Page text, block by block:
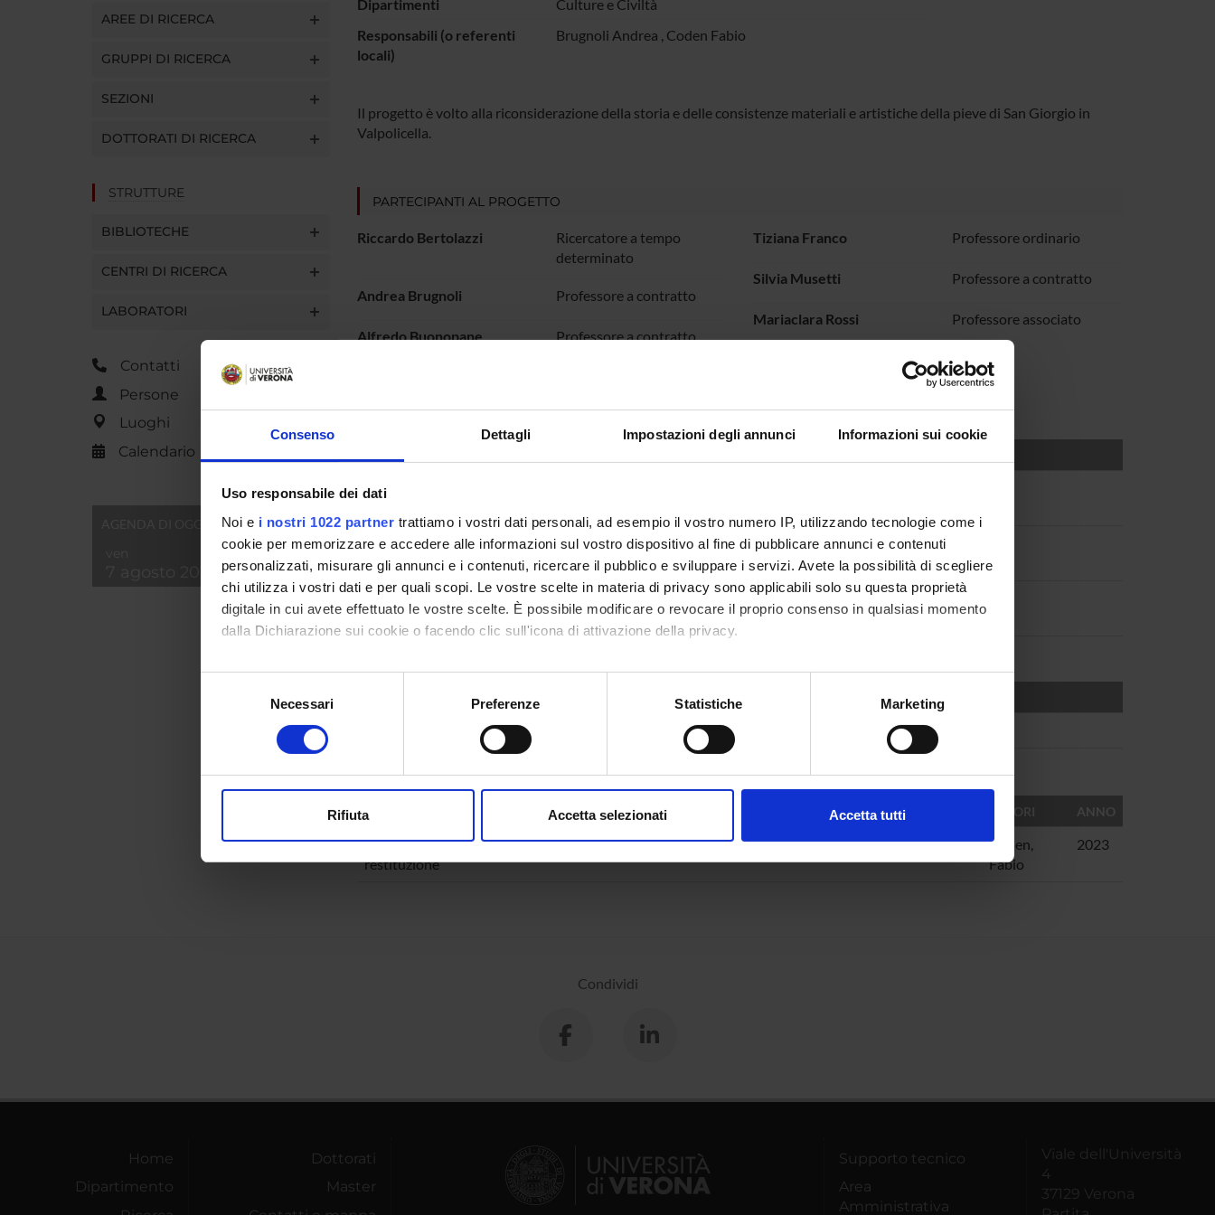
Consenso Dettagli Impostazioni degli annunci Informazioni sui cookie
Uso responsabile dei dati
Noi e i nostri 1022 partner trattiamo i vostri dati personali, ad esempio il vostro numero IP, utilizzando tecnologie come i
cookie per memorizzare e accedere alle informazioni sul vostro dispositivo al fine di pubblicare annunci e contenuti
personalizzati, misurare gli annunci e i contenuti, ricercare il pubblico e sviluppare i servizi. Avete la possibilità di scegliere
chi utilizza i vostri dati e per quali scopi. Le vostre scelte in materia di privacy sono applicabili solo su questa proprietà
digitale in cui avete effettuato le vostre scelte. È possibile modificare o revocare il proprio consenso in qualsiasi momento
dalla Dichiarazione sui cookie o facendo clic sull'icona di attivazione della privacy.
Con il tuo consenso, vorremmo anche:
raccogliere informazioni sulla tua posizione geografica, con un'approssimazione di qualche metro,
digitali).
modificare o ritirare il tuo consenso in qualsiasi momento dalla Dichiarazione sui cookie.
Necessari Preferenze Statistiche Marketing
Rifiuta Accetta selezionati Accetta tutti
AREE DI RICERCA
GRUPPI DI RICERCA
SEZIONI
DOTTORATI DI RICERCA
STRUTTURE
BIBLIOTECHE
CENTRI DI RICERCA
LABORATORI
Contatti
Persone
Luoghi
Calendario
Dipartimenti
Culture e Civiltà
Responsabili (o referenti
locali)
Brugnoli Andrea , Coden Fabio
Il progetto è volto alla riconsiderazione della storia e delle consistenze materiali e artistiche della pieve di San Giorgio in
Valpolicella.
PARTECIPANTI AL PROGETTO
Riccardo Bertolazzi
Ricercatore a tempo
determinato
Andrea Brugnoli Professore a contratto
Alfredo Buonopane Professore a contratto
Tiziana Franco Professore ordinario
Silvia Musetti Professore a contratto
Mariaclara Rossi Professore associato
AREE DI RICERCA COINVOLTE DAL PROGETTO
Storia e Antropologia
Storia dell'arte
History of art and architecture
Storia e Antropologia
Medieval history
PUBBLICAZIONI
TITOLO
AUTORI ANNO
I due cibori di San Giorgio di Valpolicella (VIII e XI secolo): genesi, vicende conservative e ipotesi di
restituzione
Coden,
Fabio
2023
Condividi
Home
Dipartimento
Dottorati
Master
Supporto tecnico
Area
Amministrativa
Viale dell'Università
4
37129 Verona